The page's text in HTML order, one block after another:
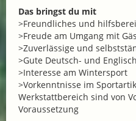
Das bringst du mit
>Freundliches und
>Freude am Umgang mit
>Zuverlässige und
>Gute Deutsch- und
>Interesse am Wintersport
>Vorkenntnisse im
Werkstattbereich sind von
Voraussetzung